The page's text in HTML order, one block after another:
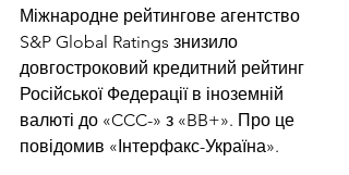
Міжнародне рейтингове агентство
S&P Global Ratings знизило
довгостроковий кредитний рейтинг
Російської Федерації в іноземній
валюті до «CCC-» з «BB+». Про це
повідомив «Інтерфакс-Україна».